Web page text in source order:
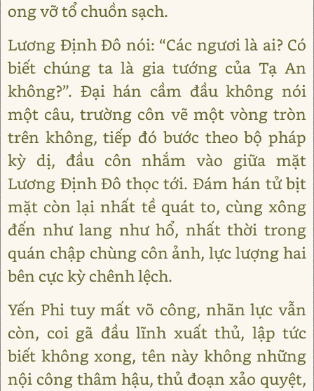
ong vỡ tổ chuồn sạch.
Lương Định Đô nói: “Các ngươi là ai? Có
biết chúng ta là gia tướng của Tạ An
không?”. Đại hán cầm đầu không nói
một câu, trường côn vẽ một vòng tròn
trên không, tiếp đó bước theo bộ pháp
kỳ dị, đầu côn nhắm vào giữa mặt
Lương Định Đô thọc tới. Đám hán tử bịt
mặt còn lại nhất tề quát to, cùng xông
đến như lang như hổ, nhất thời trong
quán chập chùng côn ảnh, lực lượng hai
bên cực kỳ chênh lệch.
Yến Phi tuy mất võ công, nhãn lực vẫn
còn, coi gã đầu lĩnh xuất thủ, lập tức
biết không xong, tên này không những
nội công thâm hậu, thủ đoạn xảo quyệt,